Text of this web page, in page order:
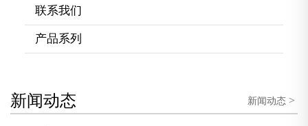
联系我们
产品系列
新闻动态 新闻动态 >